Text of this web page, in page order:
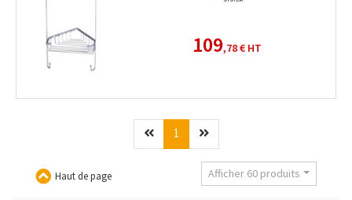
109,78 € HT
Précédent
1 (current)Suivant
Haut de page Afficher 60 produits